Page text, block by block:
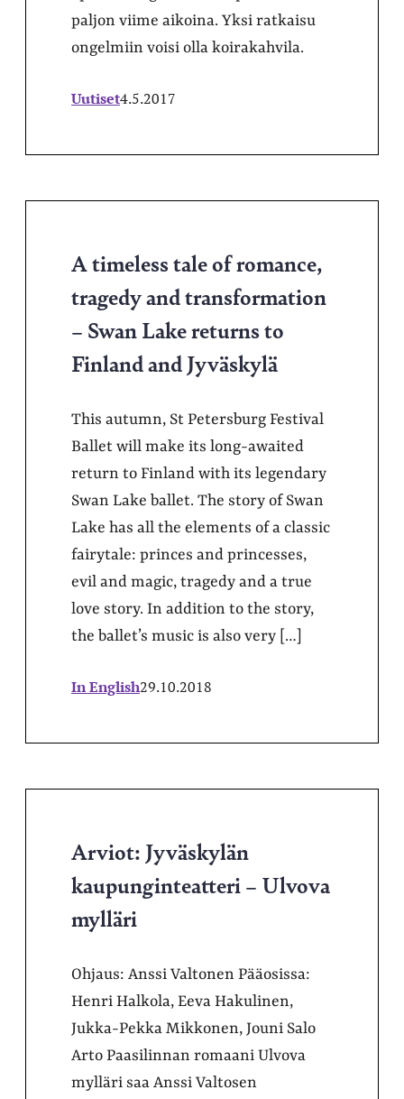
paljon viime aikoina. Yksi ratkaisu
ongelmiin voisi olla koirakahvila.
Uutiset4.5.2017
A timeless tale of romance,
tragedy and transformation
– Swan Lake returns to
Finland and Jyväskylä
This autumn, St Petersburg Festival
Ballet will make its long-awaited
return to Finland with its legendary
Swan Lake ballet. The story of Swan
Lake has all the elements of a classic
fairytale: princes and princesses,
evil and magic, tragedy and a true
love story. In addition to the story,
the ballet’s music is also very […]
In English29.10.2018
Arviot: Jyväskylän
kaupunginteatteri – Ulvova
mylläri
Ohjaus: Anssi Valtonen Pääosissa:
Henri Halkola, Eeva Hakulinen,
Jukka-Pekka Mikkonen, Jouni Salo
Arto Paasilinnan romaani Ulvova
mylläri saa Anssi Valtosen